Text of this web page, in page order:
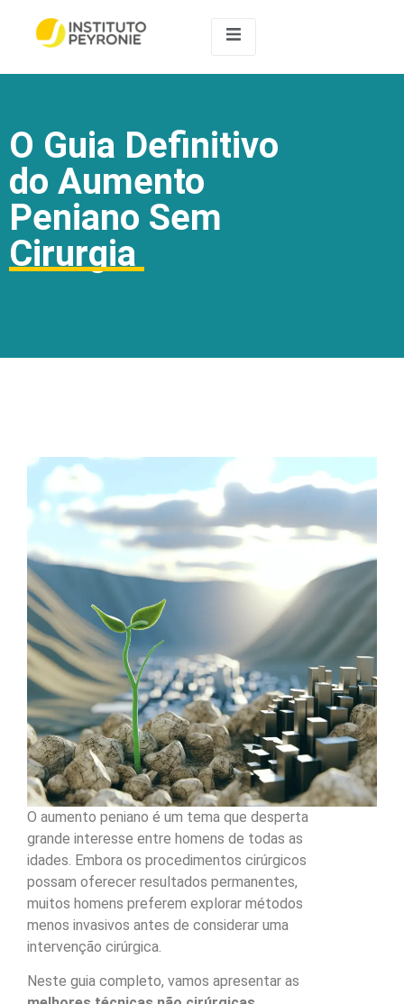
O Guia Definitivo
do Aumento
Peniano Sem
Cirurgia
O aumento peniano é um tema que desperta
grande interesse entre homens de todas as
idades. Embora os procedimentos cirúrgicos
possam oferecer resultados permanentes,
muitos homens preferem explorar métodos
menos invasivos antes de considerar uma
intervenção cirúrgica.
Neste guia completo, vamos apresentar as